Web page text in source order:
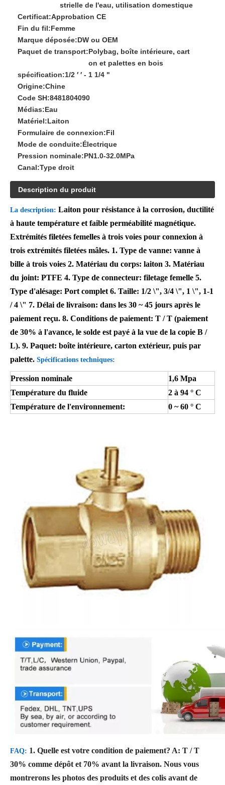
strielle de l'eau, utilisation domestique
Certificat:Approbation CE
Fin du fil:Femme
Marque déposée:DW ou OEM
Paquet de transport:Polybag, boîte intérieure, cart
on et palettes en bois
spécification:1/2 ′ ′ - 1 1/4 "
Origine:Chine
Code SH:8481804090
Médias:Eau
Matériel:Laiton
Formulaire de connexion:Fil
Mode de conduite:Électrique
Pression nominale:PN1.0-32.0MPa
Canal:Type droit
Description du produit
La description: Laiton pour résistance à la corrosion, ductilité
à haute température et faible perméabilité magnétique.
Extrémités filetées femelles à trois voies pour connexion à
trois extrémités filetées mâles. 1. Type de vanne: vanne à
bille à trois voies 2. Matériau du corps: laiton 3. Matériau
du joint: PTFE 4. Type de connecteur: filetage femelle 5.
Type d'alésage: Port complet 6. Taille: 1/2 \", 3/4 \", 1 \", 1-1
/ 4 \" 7. Délai de livraison: dans les 30 ~ 45 jours après le
paiement reçu. 8. Conditions de paiement: T / T (paiement
de 30% à l'avance, le solde est payé à la vue de la copie B /
L). 9. Paquet: boîte intérieure, carton extérieur, puis par
palette. Spécifications techniques:
Pression nominale
1,6 Mpa
Température du fluide
2 à 94 ° C
Température de l'environnement:
0 ~ 60 ° C
FAQ: 1. Quelle est votre condition de paiement? A: T / T
30% comme dépôt et 70% avant la livraison. Nous vous
montrerons les photos des produits et des colis avant de